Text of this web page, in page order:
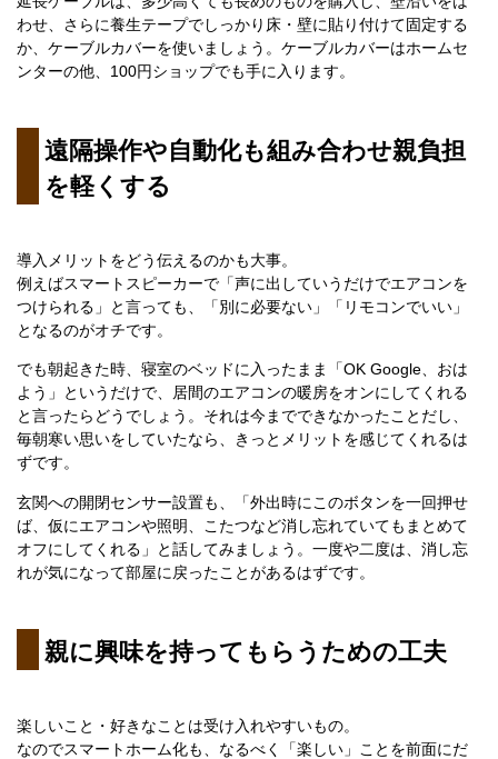
わせ、さらに養生テープでしっかり床・壁に貼り付けて固定する
か、ケーブルカバーを使いましょう。ケーブルカバーはホームセ
ンターの他、100円ショップでも手に入ります。
遠隔操作や自動化も組み合わせ親負担
を軽くする
導入メリットをどう伝えるのかも大事。
例えばスマートスピーカーで「声に出していうだけでエアコンを
つけられる」と言っても、「別に必要ない」「リモコンでいい」
となるのがオチです。
でも朝起きた時、寝室のベッドに入ったまま「OK Google、おは
よう」というだけで、居間のエアコンの暖房をオンにしてくれる
と言ったらどうでしょう。それは今までできなかったことだし、
毎朝寒い思いをしていたなら、きっとメリットを感じてくれるは
ずです。
玄関への開閉センサー設置も、「外出時にこのボタンを一回押せ
ば、仮にエアコンや照明、こたつなど消し忘れていてもまとめて
オフにしてくれる」と話してみましょう。一度や二度は、消し忘
れが気になって部屋に戻ったことがあるはずです。
親に興味を持ってもらうための工夫
楽しいこと・好きなことは受け入れやすいもの。
なのでスマートホーム化も、なるべく「楽しい」ことを前面にだ